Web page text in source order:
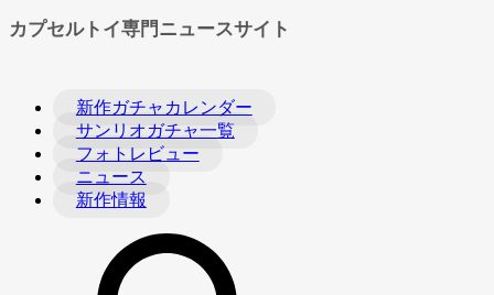
カプセルトイ専門ニュースサイト
新作ガチャカレンダー
サンリオガチャ一覧
フォトレビュー
ニュース
新作情報